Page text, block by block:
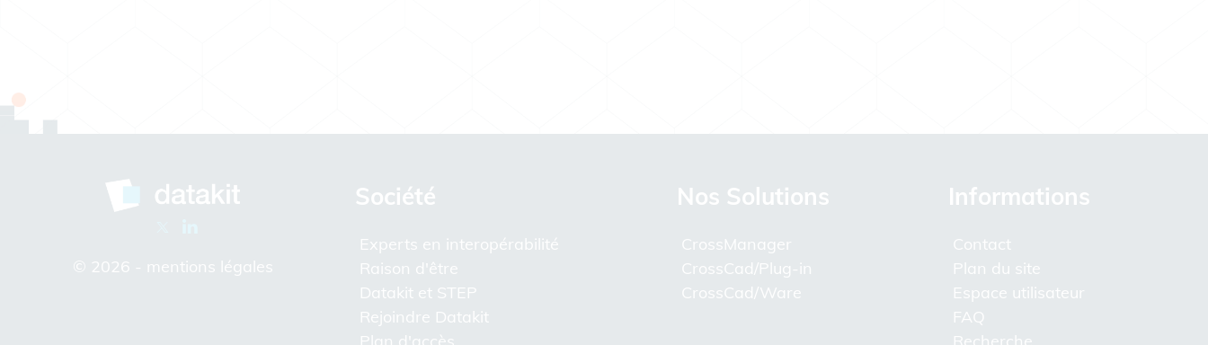
© 2026 - mentions légales
Société
Experts en interopérabilité
Raison d'être
Datakit et STEP
Rejoindre Datakit
Plan d'accès
Nos Solutions
CrossManager
CrossCad/Plug-in
CrossCad/Ware
Informations
Contact
Plan du site
Espace utilisateur
FAQ
Recherche